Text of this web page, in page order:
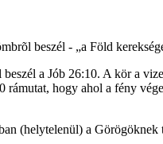
beszél - „a Föld
a Jób 26:10. A kör a
hogy ahol a fény
(helytelenül) a